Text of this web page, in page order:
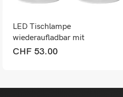
LED Tischlampe
wiederaufladbar mit
Touchfunktion und USB weiss
CHF53.00